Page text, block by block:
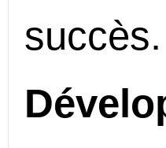
succès.